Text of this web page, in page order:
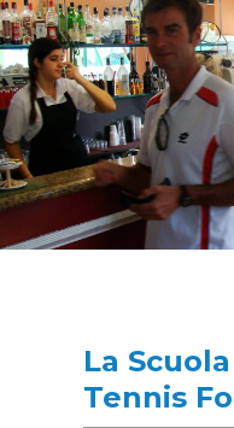
La
Tennis